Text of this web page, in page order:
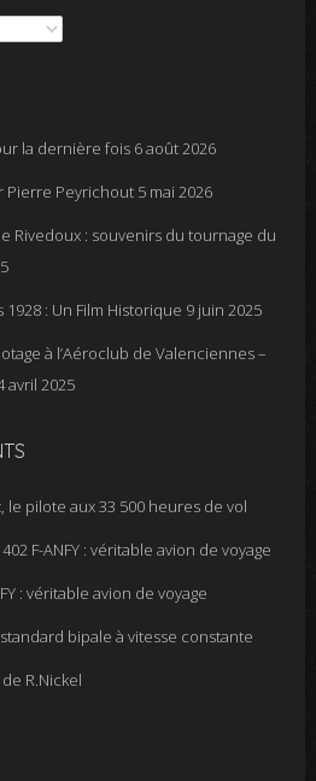
la dernière fois 6 août 2026
Pierre Peyrichout 5 mai 2026
Rivedoux : souvenirs du tournage du
: Un Film Historique 9 juin 2025
à l’Aéroclub de Valenciennes –
avril 2025
le pilote aux 33 500 heures de vol
F-ANFY : véritable avion de voyage
: véritable avion de voyage
bipale à vitesse constante
R.Nickel